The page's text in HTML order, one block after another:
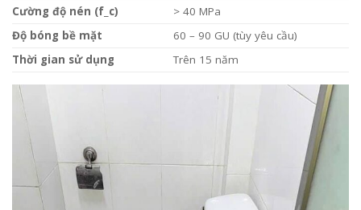
Cường độ nén (f_c) > 40 MPa
Độ bóng bề mặt
60 – 90 GU (tùy yêu cầu)
Thời gian sử dụng
Trên 15 năm